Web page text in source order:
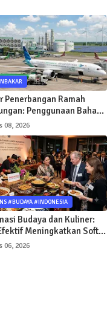
Penerbangan Ramah
Penggunaan Bahan
untuk
Komersial
08, 2026
#BUDAYA #INDONESIA
Budaya dan Kuliner:
Meningkatkan Soft
Negara
06, 2026